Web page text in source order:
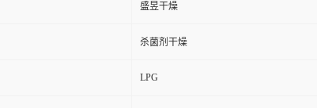
盛昱干燥
杀菌剂干燥
LPG